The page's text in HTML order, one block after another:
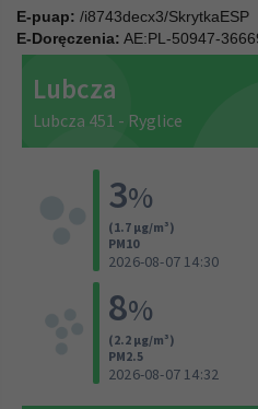
E-puap: /i8743decx3/SkrytkaESP
E-Doręczenia: AE:PL-50947-